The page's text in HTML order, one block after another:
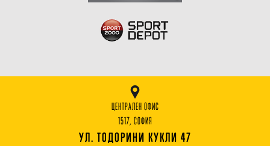
ЦЕНТРАЛЕН ОФИС
1517, СОФИЯ
УЛ. ТОДОРИНИ КУКЛИ 47